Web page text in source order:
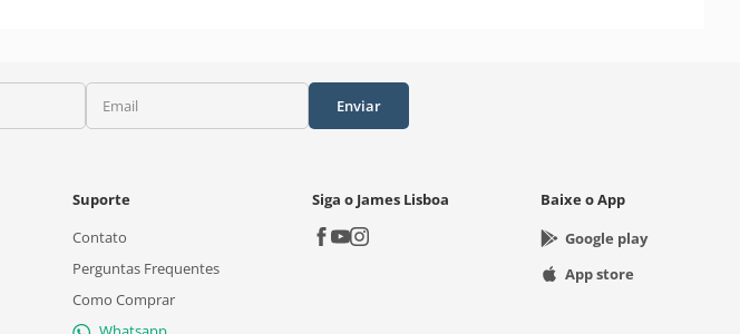
Email Enviar
Suporte
Contato
Perguntas Frequentes
Como Comprar
Siga o James Lisboa
Baixe o App
Google play
App store